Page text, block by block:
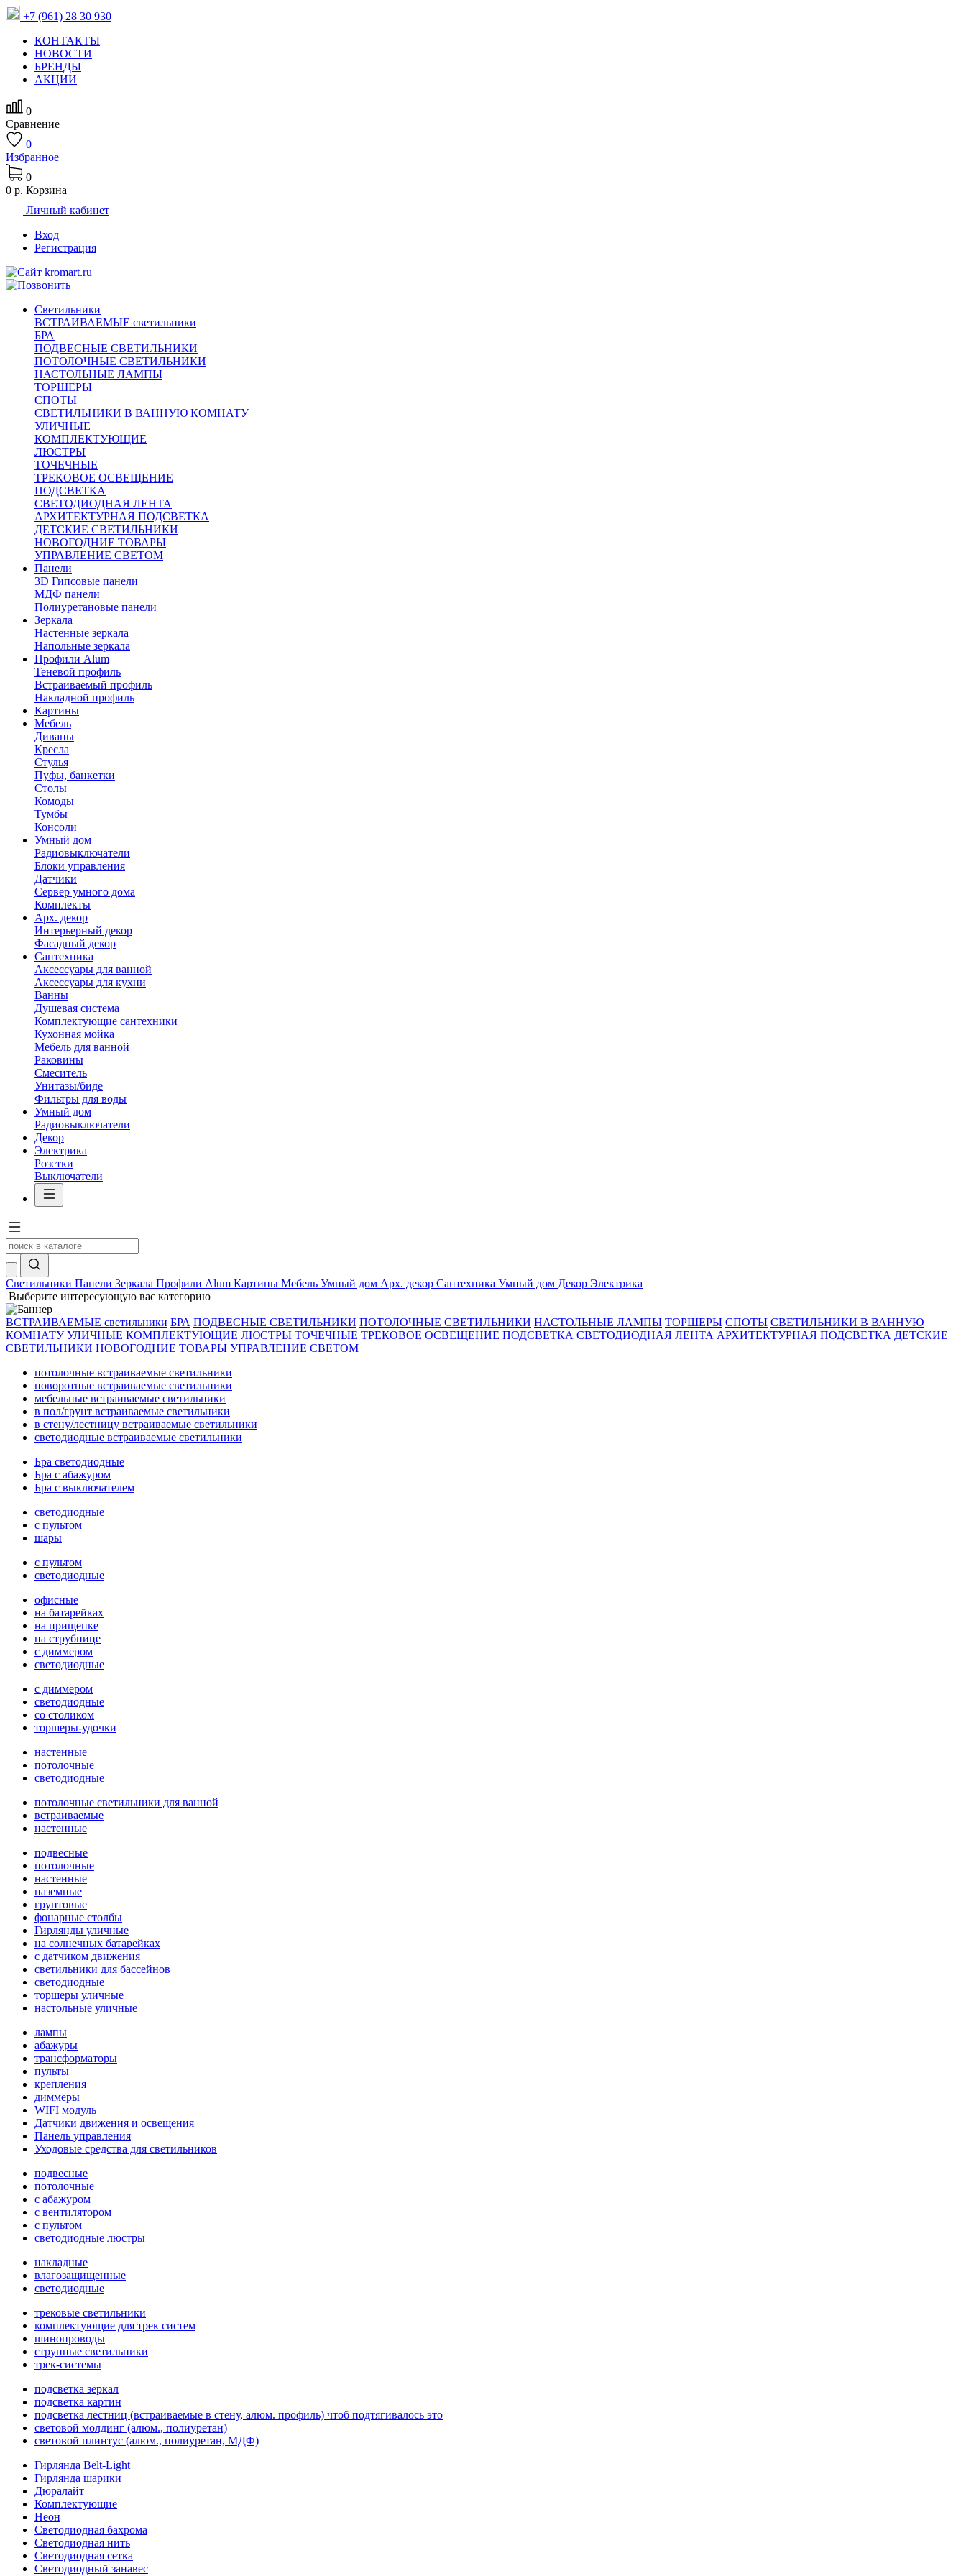
+7 (961) 28 30 930
КОНТАКТЫ
НОВОСТИ
БРЕНДЫ
АКЦИИ
0
Сравнение
0
Избранное
0
0 р. Корзина
Личный кабинет
Вход
Регистрация
Светильники
ВСТРАИВАЕМЫЕ светильники
БРА
ПОДВЕСНЫЕ СВЕТИЛЬНИКИ
ПОТОЛОЧНЫЕ СВЕТИЛЬНИКИ
НАСТОЛЬНЫЕ ЛАМПЫ
ТОРШЕРЫ
СПОТЫ
СВЕТИЛЬНИКИ В ВАННУЮ КОМНАТУ
УЛИЧНЫЕ
КОМПЛЕКТУЮЩИЕ
ЛЮСТРЫ
ТОЧЕЧНЫЕ
ТРЕКОВОЕ ОСВЕЩЕНИЕ
ПОДСВЕТКА
СВЕТОДИОДНАЯ ЛЕНТА
АРХИТЕКТУРНАЯ ПОДСВЕТКА
ДЕТСКИЕ СВЕТИЛЬНИКИ
НОВОГОДНИЕ ТОВАРЫ
УПРАВЛЕНИЕ СВЕТОМ
Панели
3D Гипсовые панели
МДФ панели
Полиуретановые панели
Зеркала
Настенные зеркала
Напольные зеркала
Профили Alum
Теневой профиль
Встраиваемый профиль
Накладной профиль
Картины
Мебель
Диваны
Кресла
Стулья
Пуфы, банкетки
Столы
Комоды
Тумбы
Консоли
Умный дом
Радиовыключатели
Блоки управления
Датчики
Сервер умного дома
Комплекты
Арх. декор
Интерьерный декор
Фасадный декор
Сантехника
Аксессуары для ванной
Аксессуары для кухни
Ванны
Душевая система
Комплектующие сантехники
Кухонная мойка
Мебель для ванной
Раковины
Смеситель
Унитазы/биде
Фильтры для воды
Умный дом
Радиовыключатели
Декор
Электрика
Розетки
Выключатели
Светильники Панели Зеркала Профили Alum Картины Мебель Умный дом Арх. декор Сантехника Умный дом Декор Электрика
Выберите интересующую вас категорию
ВСТРАИВАЕМЫЕ светильники БРА ПОДВЕСНЫЕ СВЕТИЛЬНИКИ ПОТОЛОЧНЫЕ СВЕТИЛЬНИКИ НАСТОЛЬНЫЕ ЛАМПЫ ТОРШЕРЫ СПОТЫ СВЕТИЛЬНИКИ В ВАННУЮ
КОМНАТУ УЛИЧНЫЕ КОМПЛЕКТУЮЩИЕ ЛЮСТРЫ ТОЧЕЧНЫЕ ТРЕКОВОЕ ОСВЕЩЕНИЕ ПОДСВЕТКА СВЕТОДИОДНАЯ ЛЕНТА АРХИТЕКТУРНАЯ ПОДСВЕТКА ДЕТСКИЕ
СВЕТИЛЬНИКИ НОВОГОДНИЕ ТОВАРЫ УПРАВЛЕНИЕ СВЕТОМ
потолочные встраиваемые светильники
поворотные встраиваемые светильники
мебельные встраиваемые светильники
в пол/грунт встраиваемые светильники
в стену/лестницу встраиваемые светильники
светодиодные встраиваемые светильники
Бра светодиодные
Бра с абажуром
Бра с выключателем
светодиодные
с пультом
шары
с пультом
светодиодные
офисные
на батарейках
на прищепке
на струбнице
с диммером
светодиодные
с диммером
светодиодные
со столиком
торшеры-удочки
настенные
потолочные
светодиодные
потолочные светильники для ванной
встраиваемые
настенные
подвесные
потолочные
настенные
наземные
грунтовые
фонарные столбы
Гирлянды уличные
на солнечных батарейках
с датчиком движения
светильники для бассейнов
светодиодные
торшеры уличные
настольные уличные
лампы
абажуры
трансформаторы
пульты
крепления
диммеры
WIFI модуль
Датчики движения и освещения
Панель управления
Уходовые средства для светильников
подвесные
потолочные
с абажуром
с вентилятором
с пультом
светодиодные люстры
накладные
влагозащищенные
светодиодные
трековые светильники
комплектующие для трек систем
шинопроводы
струнные светильники
трек-системы
подсветка зеркал
подсветка картин
подсветка лестниц (встраиваемые в стену, алюм. профиль) чтоб подтягивалось это
световой молдинг (алюм., полиуретан)
световой плинтус (алюм., полиуретан, МДФ)
Гирлянда Belt-Light
Гирлянда шарики
Дюралайт
Комплектующие
Неон
Светодиодная бахрома
Светодиодная нить
Светодиодная сетка
Светодиодный занавес